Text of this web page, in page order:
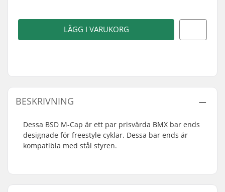
LÄGG I VARUKORG
BESKRIVNING
Dessa BSD M-Cap är ett par prisvärda BMX bar ends
designade för freestyle cyklar. Dessa bar ends är
kompatibla med stål styren.